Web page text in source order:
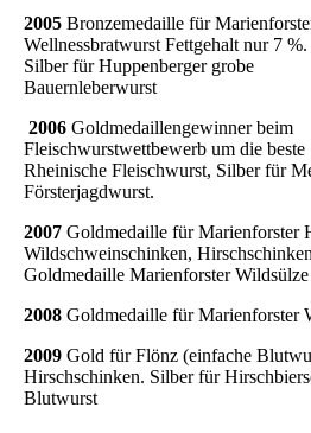
2005 Bronzemedaille für
Wellnessbratwurst Fettgehalt nur 7 %.
Silber für Huppenberger grobe
Bauernleberwurst
2006 Goldmedaillengewinner beim
Fleischwurstwettbewerb um die beste
Rheinische Fleischwurst, Silber für
Försterjagdwurst.
2007 Goldmedaille für Marienforster
Wildschweinschinken,
Goldmedaille Marienforster Wildsülze
2008 Goldmedaille für Marienforster
2009 Gold für Flönz (einfache
Hirschschinken. Silber für
Blutwurst